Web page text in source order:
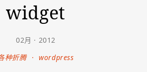
widget
02月 · 2012
种折腾 · wordpress